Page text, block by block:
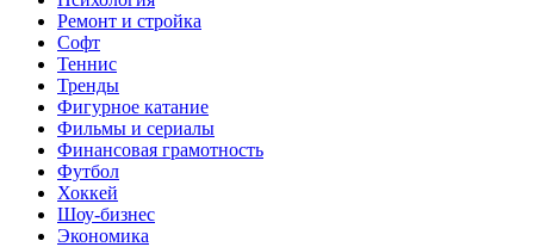
Ремонт и стройка
Софт
Теннис
Тренды
Фигурное катание
Фильмы и сериалы
Финансовая грамотность
Футбол
Хоккей
Шоу-бизнес
Экономика